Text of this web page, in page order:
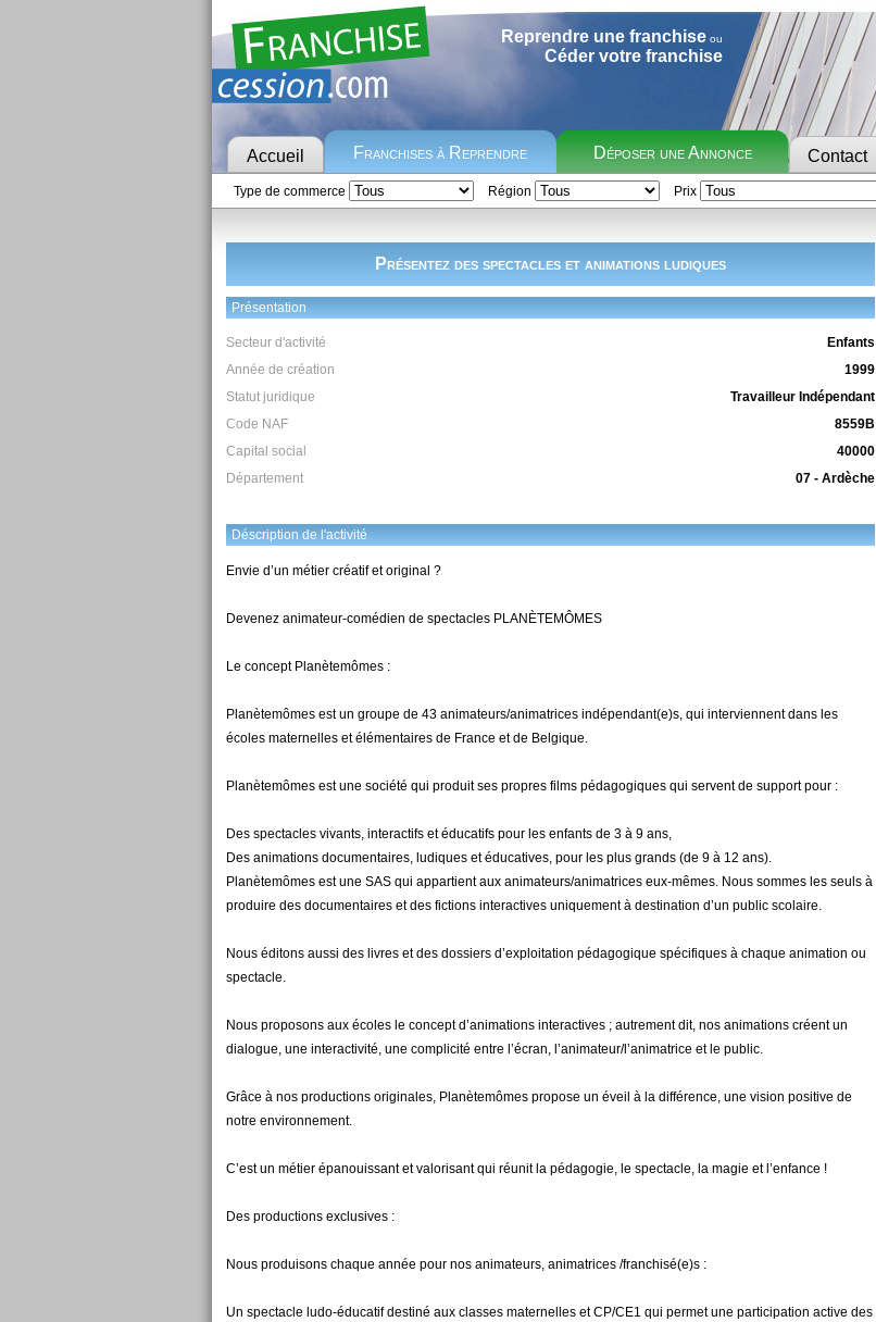
Reprendre une franchiseou
Céder votre franchise
Accueil Franchises à Reprendre Déposer une Annonce Contact
Type de commerce Région Prix
Présentez des spectacles et animations ludiques
Présentation
Secteur d'activité
Enfants
Année de création
1999
Statut juridique
Travailleur Indépendant
Code NAF
8559B
Capital social
40000
Département
07 - Ardèche
Déscription de l'activité
Envie d’un métier créatif et original ?
Devenez animateur-comédien de spectacles PLANÈTEMÔMES
Le concept Planètemômes :
Planètemômes est un groupe de 43 animateurs/animatrices indépendant(e)s, qui interviennent dans les
écoles maternelles et élémentaires de France et de Belgique.
Planètemômes est une société qui produit ses propres films pédagogiques qui servent de support pour :
Des spectacles vivants, interactifs et éducatifs pour les enfants de 3 à 9 ans,
Des animations documentaires, ludiques et éducatives, pour les plus grands (de 9 à 12 ans).
Planètemômes est une SAS qui appartient aux animateurs/animatrices eux-mêmes. Nous sommes les seuls à
produire des documentaires et des fictions interactives uniquement à destination d’un public scolaire.
Nous éditons aussi des livres et des dossiers d’exploitation pédagogique spécifiques à chaque animation ou
spectacle.
Nous proposons aux écoles le concept d’animations interactives ; autrement dit, nos animations créent un
dialogue, une interactivité, une complicité entre l’écran, l’animateur/l’animatrice et le public.
Grâce à nos productions originales, Planètemômes propose un éveil à la différence, une vision positive de
notre environnement.
C’est un métier épanouissant et valorisant qui réunit la pédagogie, le spectacle, la magie et l’enfance !
Des productions exclusives :
Nous produisons chaque année pour nos animateurs, animatrices /franchisé(e)s :
Un spectacle ludo-éducatif destiné aux classes maternelles et CP/CE1 qui permet une participation active des